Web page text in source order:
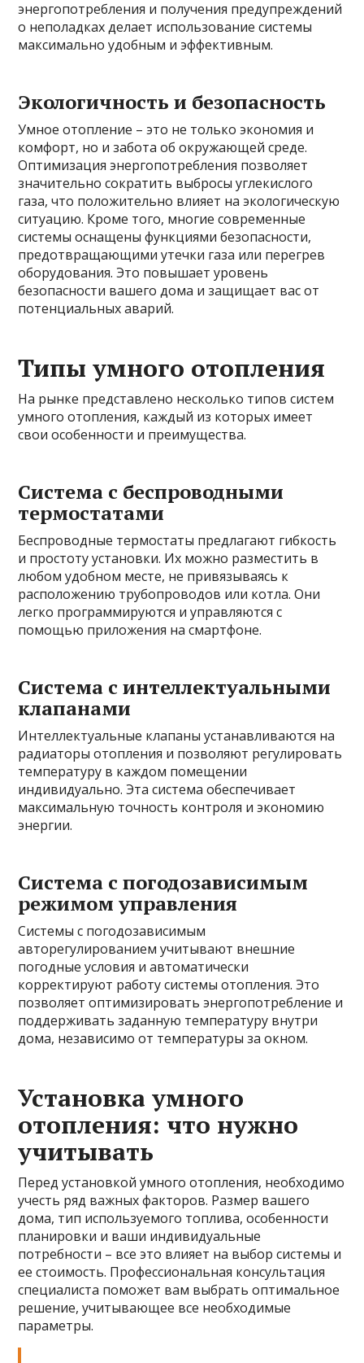
энергопотребления и получения предупреждений
о неполадках делает использование системы
максимально удобным и эффективным.
Экологичность и безопасность
Умное отопление – это не только экономия и
комфорт, но и забота об окружающей среде.
Оптимизация энергопотребления позволяет
значительно сократить выбросы углекислого
газа, что положительно влияет на экологическую
ситуацию. Кроме того, многие современные
системы оснащены функциями безопасности,
предотвращающими утечки газа или перегрев
оборудования. Это повышает уровень
безопасности вашего дома и защищает вас от
потенциальных аварий.
Типы умного отопления
На рынке представлено несколько типов систем
умного отопления, каждый из которых имеет
свои особенности и преимущества.
Система с беспроводными
термостатами
Беспроводные термостаты предлагают гибкость
и простоту установки. Их можно разместить в
любом удобном месте, не привязываясь к
расположению трубопроводов или котла. Они
легко программируются и управляются с
помощью приложения на смартфоне.
Система с интеллектуальными
клапанами
Интеллектуальные клапаны устанавливаются на
радиаторы отопления и позволяют регулировать
температуру в каждом помещении
индивидуально. Эта система обеспечивает
максимальную точность контроля и экономию
энергии.
Система с погодозависимым
режимом управления
Системы с погодозависимым
авторегулированием учитывают внешние
погодные условия и автоматически
корректируют работу системы отопления. Это
позволяет оптимизировать энергопотребление и
поддерживать заданную температуру внутри
дома, независимо от температуры за окном.
Установка умного
отопления: что нужно
учитывать
Перед установкой умного отопления, необходимо
учесть ряд важных факторов. Размер вашего
дома, тип используемого топлива, особенности
планировки и ваши индивидуальные
потребности – все это влияет на выбор системы и
ее стоимость. Профессиональная консультация
специалиста поможет вам выбрать оптимальное
решение, учитывающее все необходимые
параметры.